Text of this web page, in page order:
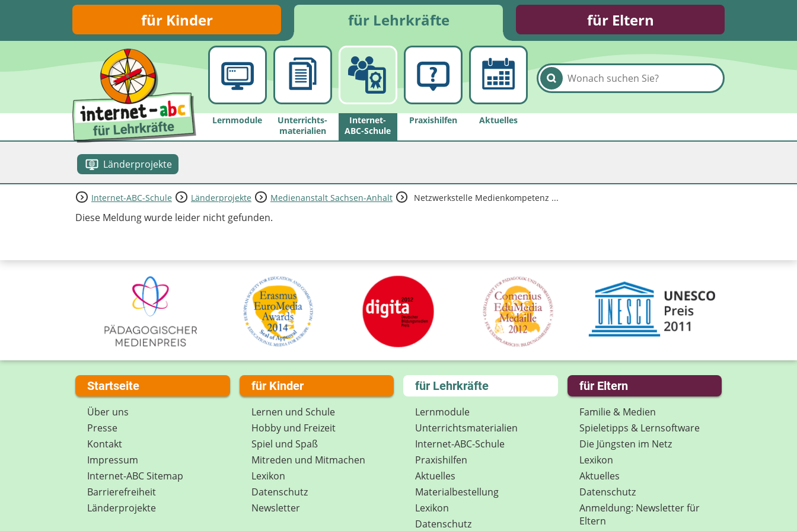
für Kinder für Lehrkräfte für Eltern
Lernmodule
Unterrichts­
materialien
Internet-
ABC-Schule
Praxishilfen Aktuelles
Länderprojekte
Internet-ABC-Schule Länderprojekte Medienanstalt Sachsen-Anhalt Netzwerkstelle Medienkompetenz ...
Diese Meldung wurde leider nicht gefunden.
Startseite
Über uns
Presse
Kontakt
Impressum
Internet-ABC Sitemap
Barrierefreiheit
Länderprojekte
für Kinder
Lernen und Schule
Hobby und Freizeit
Spiel und Spaß
Mitreden und Mitmachen
Lexikon
Datenschutz
Newsletter
für Lehrkräfte
Lernmodule
Unterrichts­materialien
Internet-ABC-Schule
Praxishilfen
Aktuelles
Materialbestellung
Lexikon
Datenschutz
für Eltern
Familie & Medien
Spieletipps & Lernsoftware
Die Jüngsten im Netz
Lexikon
Aktuelles
Datenschutz
Anmeldung: Newsletter für
Eltern